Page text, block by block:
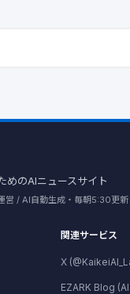
めのAIニュースサイト
営 / AI自動生成・毎朝5:30更
関連サービス
X
EZARK Blog